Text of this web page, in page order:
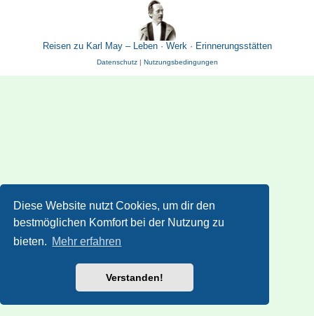
Diese Website nutzt Cookies, um dir den
bestmöglichen Komfort bei der Nutzung zu
bieten. Mehr erfahren
Verstanden!
Reisen zu Karl May – Leben · Werk · Erinnerungsstätten
Datenschutz| Nutzungsbedingungen